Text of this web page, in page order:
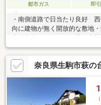
都市ガス
即
・南側道路で日当たり良好
向に建物が無く開放的な敷地
奈良県生駒市萩の